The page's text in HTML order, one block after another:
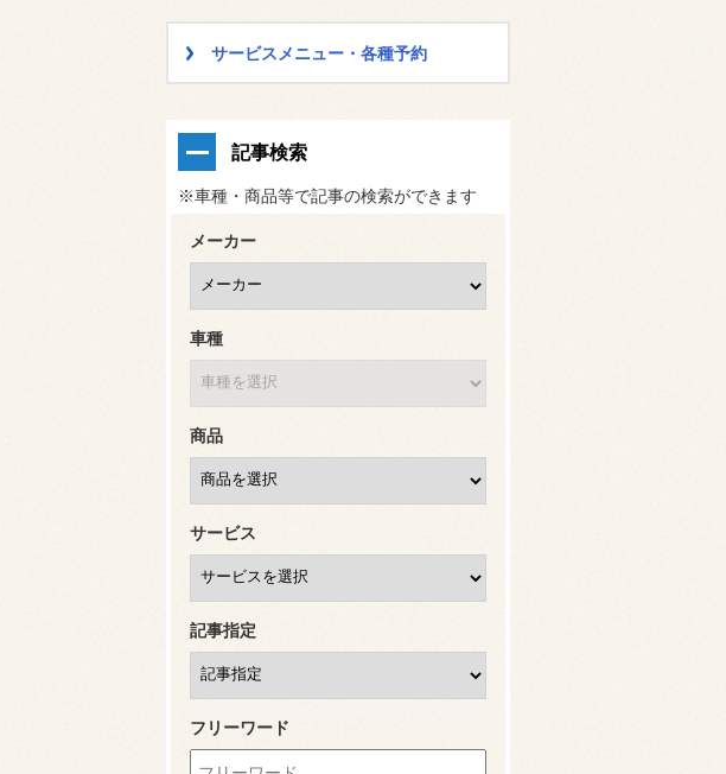
サービスメニュー・各種予約
記事検索
※車種・商品等で記事の検索ができます
メーカー
車種
商品
サービス
記事指定
フリーワード